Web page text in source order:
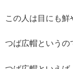
この人は目にも鮮
つば広帽というの